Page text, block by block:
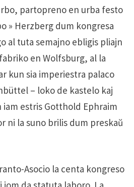
partopreno en urba festo
» Herzberg dum kongresa
al tuta semajno ebligis pliajn
en Wolfsburg, al la
kun sia imperiestra palaco
– loko de kastelo kaj
estris Gotthold Ephraim
ni la suno brilis dum preskaŭ
Asocio la centa kongreso